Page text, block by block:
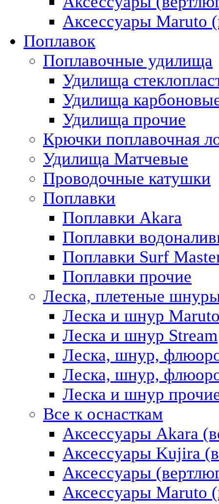
Аксессуары Maruto
Поплавок
Поплавочные удилища
Удилища
Удилища
Удилища прочие
Крючки поплавочная
Удилища Матчевые
Проводочные катушки
Поплавки
Поплавки Akara
Поплавки
Поплавки Surf
Поплавки прочие
Леска, плетеные
Леска и шнур
Леска и шнур Stream
Леска, шнур,
Леска, шнур,
Леска и шнур
Все к оснасткам
Аксессуары Akara
Аксессуары Kujira
Аксессуары
Аксессуары Maruto